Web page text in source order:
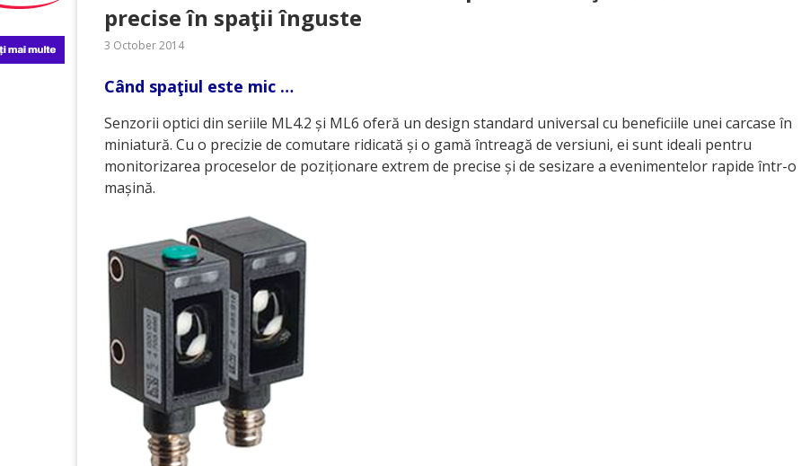
precise în spaţii înguste
3 October 2014
Când spaţiul este mic …
Senzorii optici din seriile ML4.2 și ML6 oferă un design standard universal cu beneficiile unei carcase în
miniatură. Cu o precizie de comutare ridicată și o gamă întreagă de versiuni, ei sunt ideali pentru
monitorizarea proceselor de poziționare extrem de precise și de sesizare a evenimentelor rapide într-o
mașină.